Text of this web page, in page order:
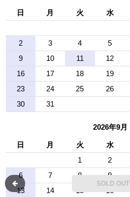
SOLD OUT
日 月 火 水
2
3 4 5
9
10 11 12
16
17 18 19
23
24 25 26
30
31
2026年9月
日 月 火 水
1
2
6
7 8 9
13
14 15 16